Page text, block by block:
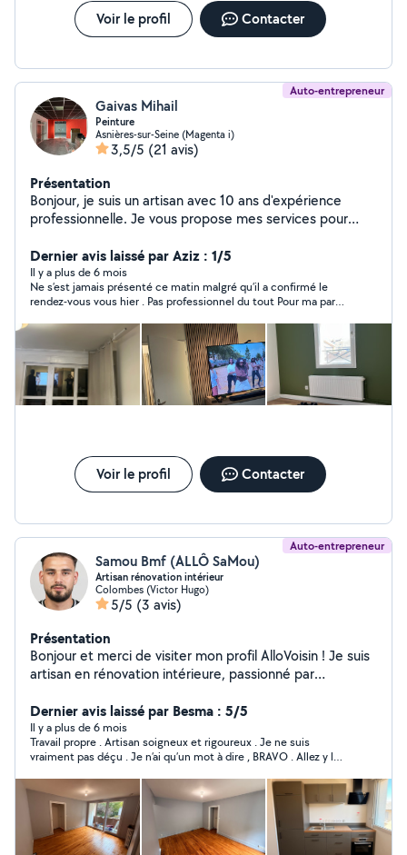
Voir le profil Contacter
Auto-entrepreneur
Gaivas Mihail
Peinture
Asnières-sur-Seine (Magenta i)
3,5/5 (21 avis)
Présentation
Bonjour, je suis un artisan avec 10 ans d'expérience
professionnelle. Je vous propose mes services pour
pose de parquet, pose de placo, rénovation solo. Devis
gratuit, prix adaptés à vos besoin, votre satisfaction et
ma plus grande priorité, n'hésitez pas a me contacter.
Dernier avis laissé par Aziz : 1/5
Il y a plus de 6 mois
Ne s’est jamais présenté ce matin malgré qu’il a confirmé le
rendez-vous vous hier . Pas professionnel du tout Pour ma part
Voir le profil Contacter
Auto-entrepreneur
Samou Bmf (ALLÔ SaMou)
Artisan rénovation intérieur
Colombes (Victor Hugo)
5/5 (3 avis)
Présentation
Bonjour et merci de visiter mon profil AlloVoisin ! Je suis
artisan en rénovation intérieure, passionné par
Avec plusieurs années d'expérience, j'accompagne mes
clients dans leurs projets de A à Z, qu'il s'agisse d'une
simple retouche ou d'une rénovation complète. Mes
prestations principales : Travaux de peinture et
décoration (murs, plafonds, finitions soignées) Pose de
sols : carrelage, parquet, stratifié, vinyle Aménagement
et rénovation de cuisines & salles de bains Petits
travaux de bricolage, réparations et finitions diverses
Dernier avis laissé par Besma : 5/5
Il y a plus de 6 mois
Travail propre . Artisan soigneux et rigoureux . Je ne suis
vraiment pas déçu . Je n’ai qu’un mot à dire , BRAVO . Allez y les